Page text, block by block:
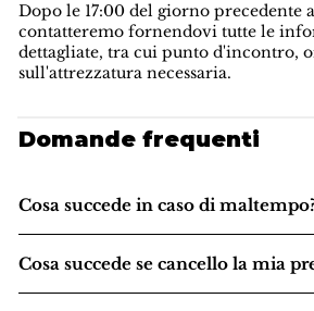
Dopo le 17:00 del giorno precedente
contatteremo fornendovi tutte le
dettagliate, tra cui punto d'incontro,
sull'attrezzatura necessaria.
Domande frequenti
Cosa succede in caso di
Cosa succede se cancello la mia